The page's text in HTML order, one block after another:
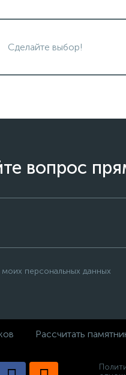
Сделайте выбор!
вопрос
персональных данных
Рассчитать